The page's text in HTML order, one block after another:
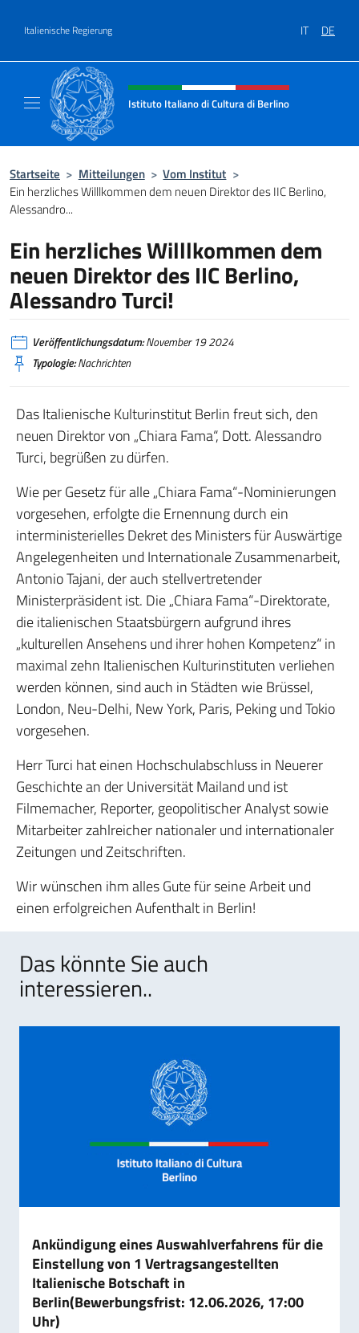
Italienische Regierung IT DE
Header-Site, Social und Menü
Istituto Italiano di Cultura di Berlino
Startseite > Mitteilungen > Vom Institut >
Ein herzliches Willlkommen dem neuen Direktor des IIC Berlino,
Alessandro...
Ein herzliches Willlkommen dem
neuen Direktor des IIC Berlino,
Alessandro Turci!
Veröffentlichungsdatum:November 19 2024
Typologie:Nachrichten
Das Italienische Kulturinstitut Berlin freut sich, den
neuen Direktor von „Chiara Fama“, Dott. Alessandro
Turci, begrüßen zu dürfen.
Wie per Gesetz für alle „Chiara Fama“-Nominierungen
vorgesehen, erfolgte die Ernennung durch ein
interministerielles Dekret des Ministers für Auswärtige
Angelegenheiten und Internationale Zusammenarbeit,
Antonio Tajani, der auch stellvertretender
Ministerpräsident ist. Die „Chiara Fama“-Direktorate,
die italienischen Staatsbürgern aufgrund ihres
„kulturellen Ansehens und ihrer hohen Kompetenz“ in
maximal zehn Italienischen Kulturinstituten verliehen
werden können, sind auch in Städten wie Brüssel,
London, Neu-Delhi, New York, Paris, Peking und Tokio
vorgesehen.
Herr Turci hat einen Hochschulabschluss in Neuerer
Geschichte an der Universität Mailand und ist
Filmemacher, Reporter, geopolitischer Analyst sowie
Mitarbeiter zahlreicher nationaler und internationaler
Zeitungen und Zeitschriften.
Wir wünschen ihm alles Gute für seine Arbeit und
einen erfolgreichen Aufenthalt in Berlin!
Das könnte Sie auch
interessieren..
Ankündigung eines Auswahlverfahrens für die
Einstellung von 1 Vertragsangestellten
Italienische Botschaft in
Berlin(Bewerbungsfrist: 12.06.2026, 17:00
Uhr)